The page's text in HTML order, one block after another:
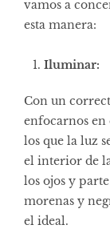
vamos a
esta manera:
Iluminar:
Con un
enfocarnos en
los que la luz
el interior de
los ojos y
morenas y
el ideal.